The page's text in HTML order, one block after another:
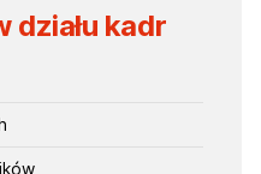
działu kadr